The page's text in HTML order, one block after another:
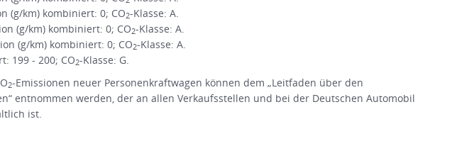
(g/km) kombiniert: 0; CO2-Klasse: A.
(g/km) kombiniert: 0; CO2-Klasse: A.
(g/km) kombiniert: 0; CO2-Klasse: A.
199 - 200; CO2-Klasse: G.
2-Emissionen neuer Personenkraftwagen können dem „Leitfaden über den
entnommen werden, der an allen Verkaufsstellen und bei der Deutschen Automobil
ist.